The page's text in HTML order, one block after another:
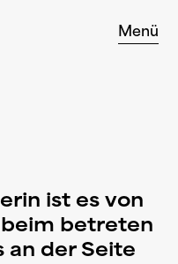
Menü
ist es von
betreten
an der Seite